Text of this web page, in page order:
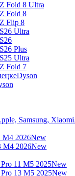
Fold 8 Ultra
Fold 8
Flip 8
Ultra
Plus
Ultra
Fold 7
Dyson
M4 2026New
M4 2026New
11 M5 2025New
13 M5 2025New